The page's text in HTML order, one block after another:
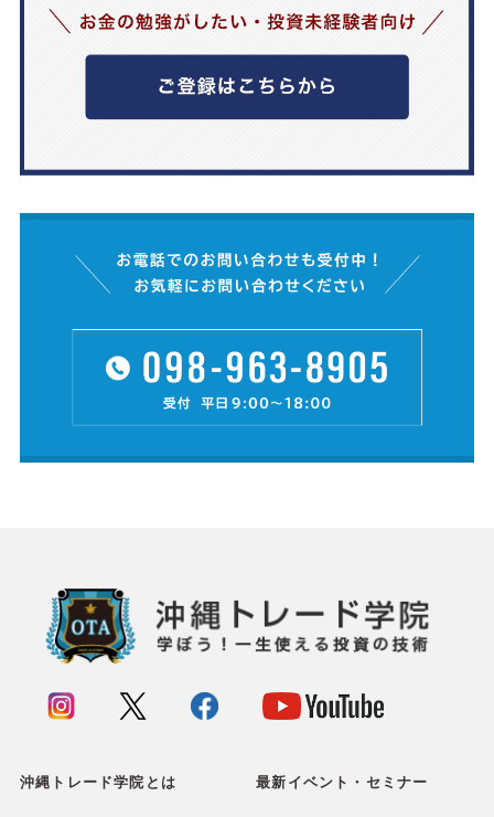
沖縄トレード学院とは 最新イベント・セミナー